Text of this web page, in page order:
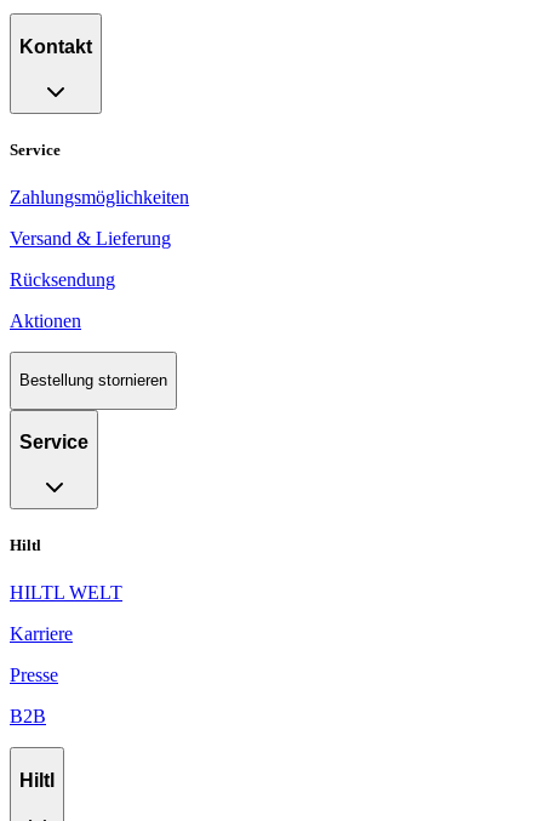
Kontakt
Service
Zahlungsmöglichkeiten
Versand & Lieferung
Rücksendung
Aktionen
Bestellung stornieren
Service
Hiltl
HILTL WELT
Karriere
Presse
B2B
Hiltl